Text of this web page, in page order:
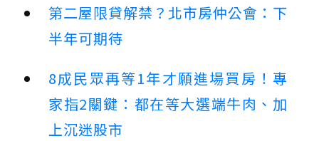
第二屋限貸解禁？北市房仲公會：下
半年可期待
8成民眾再等1年才願進場買房！專
家指2關鍵：都在等大選端牛肉、加
上沉迷股市